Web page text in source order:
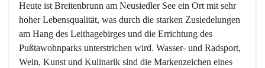
Heute ist Breitenbrunn am Neusiedler See ein Ort mit sehr
hoher Lebensqualität, was durch die starken Zusiedelungen
am Hang des Leithagebirges und die Errichtung des
Pußtawohnparks unterstrichen wird. Wasser- und Radsport,
Wein, Kunst und Kulinarik sind die Markenzeichen eines